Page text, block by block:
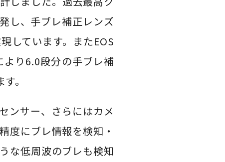
し、手ブレ補正レンズ
しています。またEOS
り6.0段分の手ブレ補
。
ンサー、さらにはカメ
度にブレ情報を検知・
な低周波のブレも検知